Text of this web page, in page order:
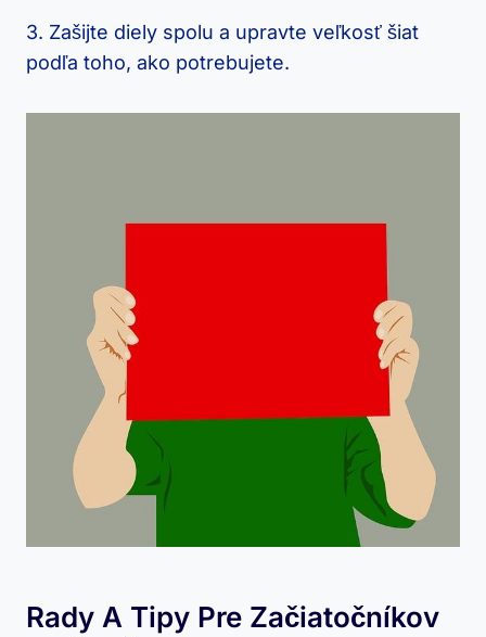
3.​ Zašijte diely spolu a upravte​ veľkosť​ šiat
podľa toho, ako potrebujete.
Rady ⁤a Tipy Pre Začiatočníkov